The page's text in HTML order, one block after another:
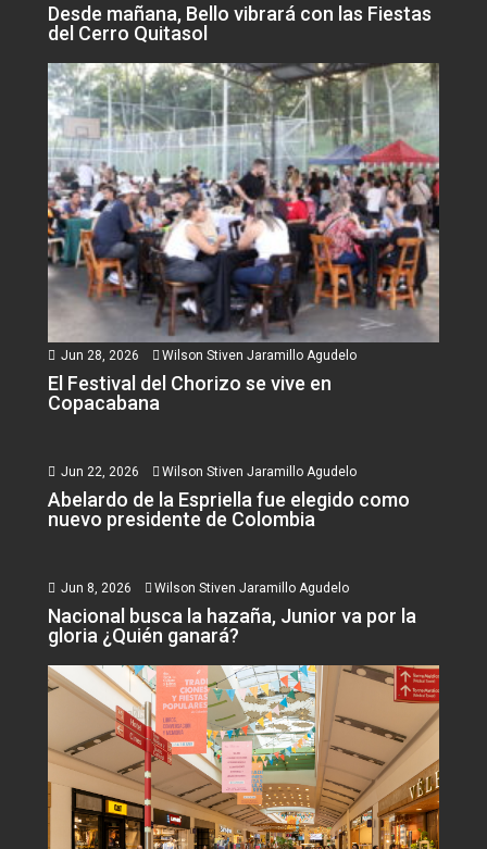
Desde mañana, Bello vibrará con las Fiestas
del Cerro Quitasol
Jun 28, 2026 Wilson Stiven Jaramillo Agudelo
El Festival del Chorizo se vive en
Copacabana
Jun 22, 2026 Wilson Stiven Jaramillo Agudelo
Abelardo de la Espriella fue elegido como
nuevo presidente de Colombia
Jun 8, 2026 Wilson Stiven Jaramillo Agudelo
Nacional busca la hazaña, Junior va por la
gloria ¿Quién ganará?